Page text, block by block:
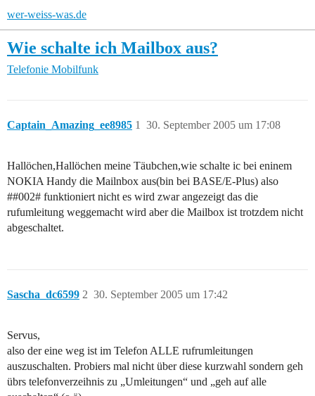
wer-weiss-was.de
Wie schalte ich Mailbox aus?
Telefonie Mobilfunk
Captain_Amazing_ee8985 30. September 2005 um 17:08
1
Hallöchen,Hallöchen meine Täubchen,wie schalte ic bei eninem
NOKIA Handy die Mailnbox aus(bin bei BASE/E-Plus) also
##002# funktioniert nicht es wird zwar angezeigt das die
rufumleitung weggemacht wird aber die Mailbox ist trotzdem nicht
abgeschaltet.
Sascha_dc6599 30. September 2005 um 17:42
2
Servus,
also der eine weg ist im Telefon ALLE rufrumleitungen
auszuschalten. Probiers mal nicht über diese kurzwahl sondern geh
übrs telefonverzeihnis zu „Umleitungen“ und „geh auf alle